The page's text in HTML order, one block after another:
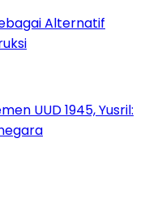
Alternatif
UUD 1945, Yusril: